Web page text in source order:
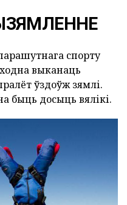
спорту
выканаць
ўздоўж зямлі.
быць досыць вялікі.